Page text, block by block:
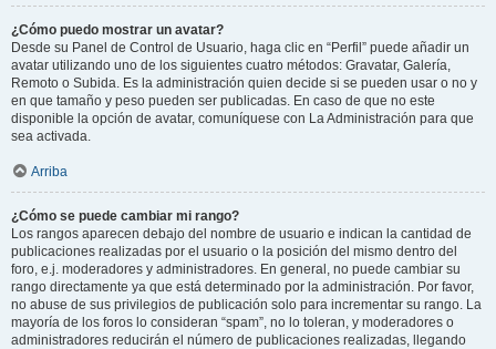
¿Cómo puedo mostrar un avatar?
Desde su Panel de Control de Usuario, haga clic en “Perfil” puede añadir un
avatar utilizando uno de los siguientes cuatro métodos: Gravatar, Galería,
Remoto o Subida. Es la administración quien decide si se pueden usar o no y
en que tamaño y peso pueden ser publicadas. En caso de que no este
disponible la opción de avatar, comuníquese con La Administración para que
sea activada.
Arriba
¿Cómo se puede cambiar mi rango?
Los rangos aparecen debajo del nombre de usuario e indican la cantidad de
publicaciones realizadas por el usuario o la posición del mismo dentro del
foro, e.j. moderadores y administradores. En general, no puede cambiar su
rango directamente ya que está determinado por la administración. Por favor,
no abuse de sus privilegios de publicación solo para incrementar su rango. La
mayoría de los foros lo consideran “spam”, no lo toleran, y moderadores o
administradores reducirán el número de publicaciones realizadas, llegando